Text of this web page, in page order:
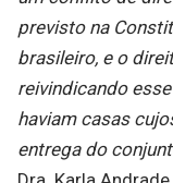
previsto na
brasileiro, e o
reivindicando
haviam casas
entrega do